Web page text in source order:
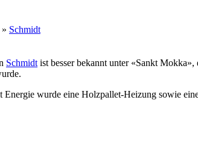
» Schmidt
Schmidt ist besser bekannt unter «Sankt
wurde eine Holzpallet-Heizung sowie